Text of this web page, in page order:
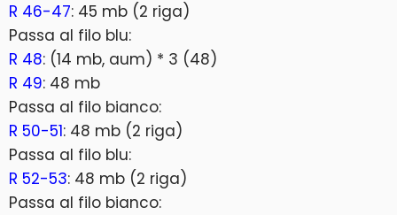
R 46-47: 45 mb (2 riga)
Passa al filo blu:
R 48: (14 mb, aum) * 3 (48)
R 49: 48 mb
Passa al filo bianco:
R 50-51: 48 mb (2 riga)
Passa al filo blu:
R 52-53: 48 mb (2 riga)
Passa al filo bianco: